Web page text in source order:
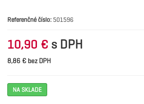
Referenčné číslo: 501596
10,90 € s DPH
8,86 € bez DPH
NA SKLADE